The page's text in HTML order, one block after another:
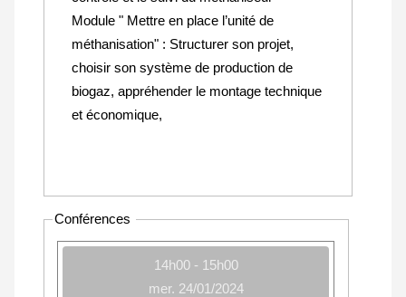
Module " Mettre en place l’unité de
méthanisation" : Structurer son projet,
choisir son système de production de
biogaz, appréhender le montage technique
et économique,
Conférences
14h00 - 15h00
mer. 24/01/2024